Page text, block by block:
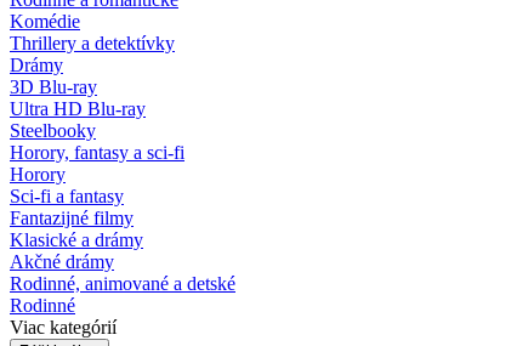
Komédie
Thrillery a detektívky
Drámy
3D Blu-ray
Ultra HD Blu-ray
Steelbooky
Horory, fantasy a sci-fi
Horory
Sci-fi a fantasy
Fantazijné filmy
Klasické a drámy
Akčné drámy
Rodinné, animované a detské
Rodinné
Viac kategórií